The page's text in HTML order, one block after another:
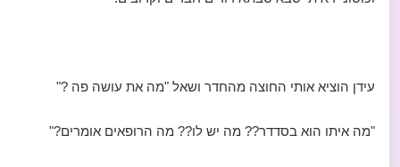
עידן הוציא אותי החוצה מהחדר ושאל "מה את עושה פה ?"
"מה איתו הוא בסדדר?? מה יש לו?? מה הרופאים אומרים?"